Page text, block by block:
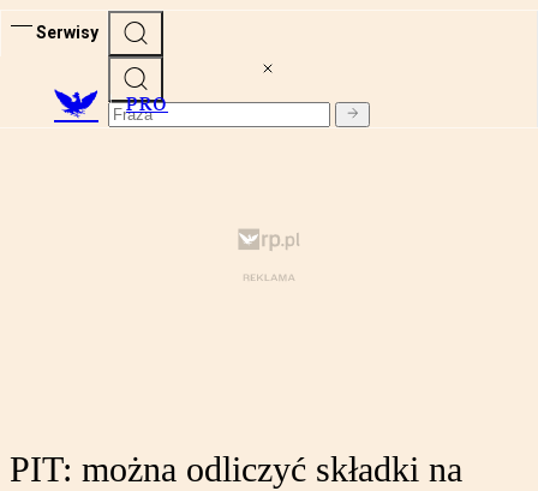
Serwisy
PRO
PIT: można odliczyć składki na